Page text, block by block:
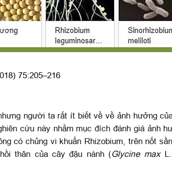
75:205–216
người ta rất ít biết về về ảnh hưởng
cứu này nhằm mục đích đánh giá ảnh
có chủng vi khuẩn Rhizobium, trên nốt
thân của cây đậu nành (Glycine max